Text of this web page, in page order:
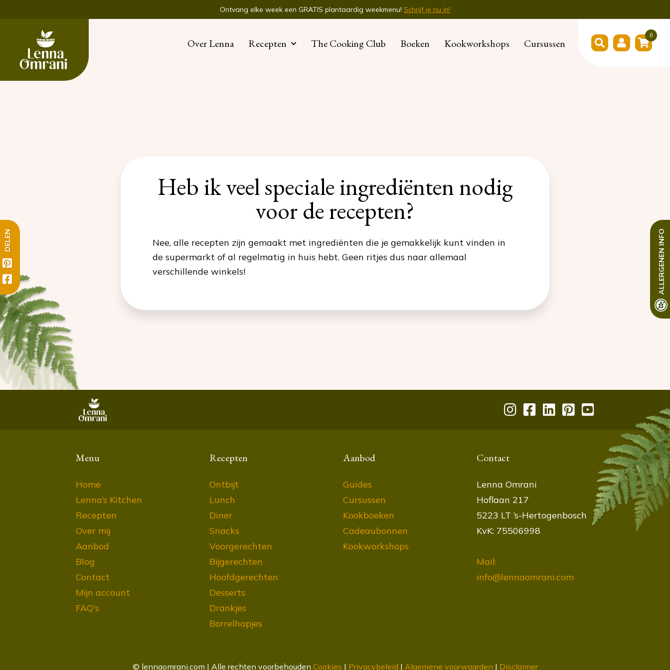
Ontvang elke week een GRATIS plantaardig weekmenu! Schrijf je nu in!
Over Lenna Recepten The Cooking Club Boeken Kookworkshops Cursussen
0
DELEN
ALLERGENEN
INFO
Heb ik veel speciale ingrediënten nodig
voor de recepten?
Nee, alle recepten zijn gemaakt met ingrediënten die je gemakkelijk kunt vinden in
de supermarkt of al regelmatig in huis hebt. Geen ritjes dus naar allemaal
verschillende winkels!
Menu
Home
Lenna’s Kitchen
Recepten
Over mij
Aanbod
Blog
Contact
Mijn account
FAQ's
Recepten
Ontbijt
Lunch
Diner
Snacks
Voorgerechten
Bijgerechten
Hoofdgerechten
Desserts
Drankjes
Borrelhapjes
Aanbod
Guides
Cursussen
Kookboeken
Cadeaubonnen
Kookworkshops
Contact
Lenna Omrani
Hoflaan 217
5223 LT ‘s-Hertogenbosch
KvK: 75506998
Mail:
info@lennaomrani.com
© lennaomrani.com | Alle rechten voorbehouden Cookies | Privacybeleid | Algemene voorwaarden | Disclaimer